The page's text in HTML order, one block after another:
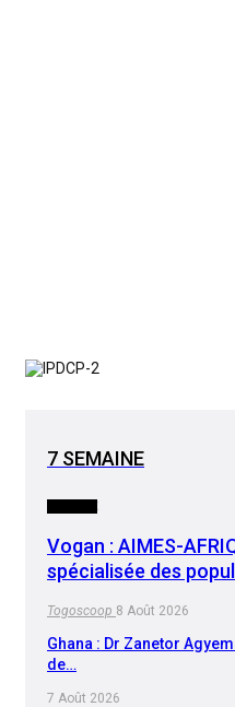
7 SEMAINE
Vogan : AIMES-
spécialisée des
Togoscoop 8 Août 2026
Ghana : Dr Zanetor
de…
7 Août 2026